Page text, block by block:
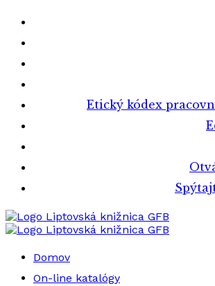
Etický kódex
Liptovská knižnica GFB
Liptovská knižnica GFB
Domov
On-line katalógy